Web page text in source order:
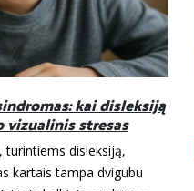
– kryptingos
galia